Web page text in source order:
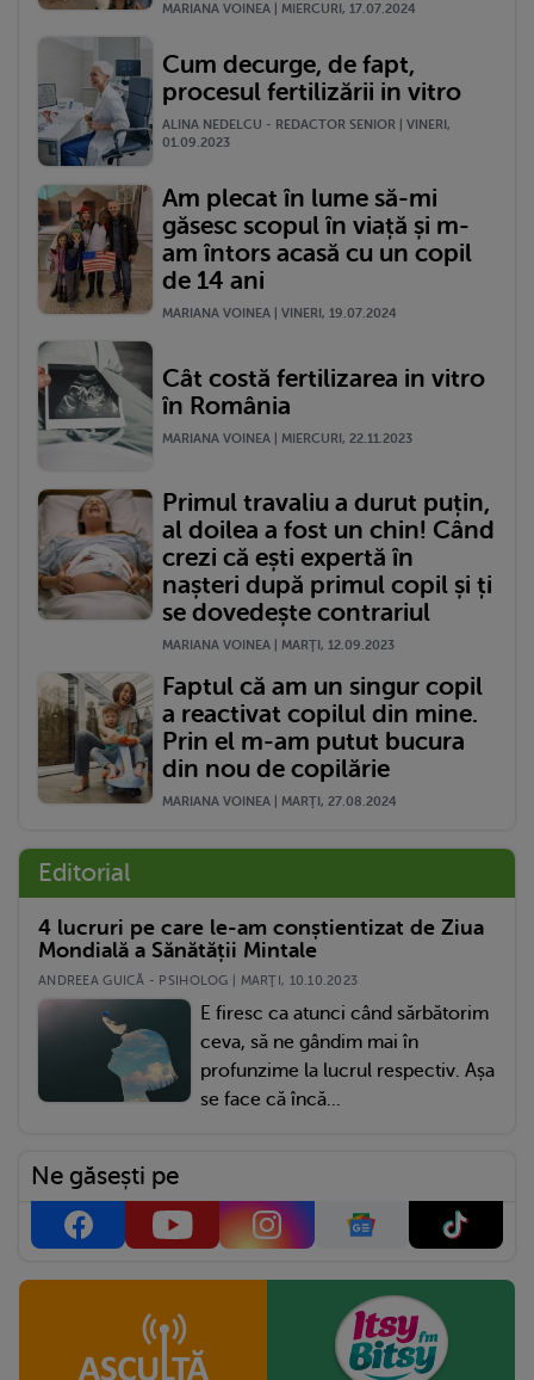
MARIANA VOINEA | MIERCURI, 17.07.2024
Cum decurge, de fapt,
procesul fertilizării in vitro
ALINA NEDELCU - REDACTOR SENIOR | VINERI,
01.09.2023
Am plecat în lume să-mi
găsesc scopul în viață și m-
am întors acasă cu un copil
de 14 ani
MARIANA VOINEA | VINERI, 19.07.2024
Cât costă fertilizarea in vitro
în România
MARIANA VOINEA | MIERCURI, 22.11.2023
Primul travaliu a durut puțin,
al doilea a fost un chin! Când
crezi că ești expertă în
nașteri după primul copil și ți
se dovedește contrariul
MARIANA VOINEA | MARŢI, 12.09.2023
Faptul că am un singur copil
a reactivat copilul din mine.
Prin el m-am putut bucura
din nou de copilărie
MARIANA VOINEA | MARŢI, 27.08.2024
Editorial
4 lucruri pe care le-am conștientizat de Ziua
Mondială a Sănătății Mintale
ANDREEA GUICĂ - PSIHOLOG | MARŢI, 10.10.2023
E firesc ca atunci când sărbătorim
ceva, să ne gândim mai în
profunzime la lucrul respectiv. Așa
se face că încă...
Ne găsești pe